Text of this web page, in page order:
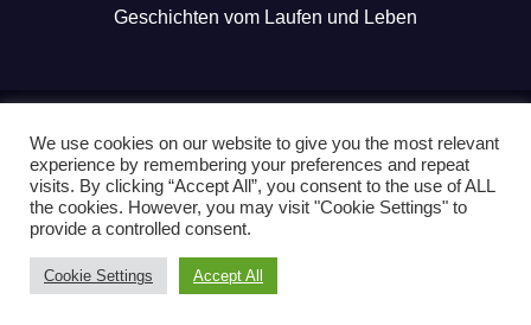
Geschichten vom Laufen und Leben
Mit Stolz präsentiert von WordPress
Theme: News Live by
Themeansar.
Nordkap100 Vanlauf Kopenhagen-Tour
Produkttests Impressum & Datenschutzerklärung
We use cookies on our website to give you the most relevant
experience by remembering your preferences and repeat
visits. By clicking “Accept All”, you consent to the use of ALL
the cookies. However, you may visit "Cookie Settings" to
provide a controlled consent.
Cookie Settings Accept All